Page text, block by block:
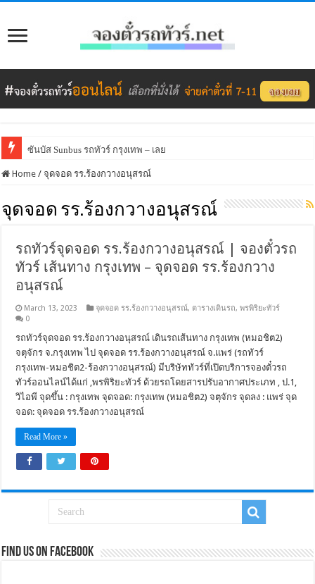
ซันบัส Sunbus รถทัวร์ กรุงเทพ – เลย
Home / จุดจอด รร.ร้องกวางอนุสรณ์
จุดจอด รร.ร้องกวางอนุสรณ์
รถทัวร์จุดจอด รร.ร้องกวางอนุสรณ์ | จองตั๋วรถ
ทัวร์ เส้นทาง กรุงเทพ – จุดจอด รร.ร้องกวาง
อนุสรณ์
March 13, 2023 จุดจอด รร.ร้องกวางอนุสรณ์, ตารางเดินรถ,พรพิริยะทัวร์
0
รถทัวร์จุดจอด รร.ร้องกวางอนุสรณ์ เดินรถเส้นทาง กรุงเทพ (หมอชิต2)
จตุจักร จ.กรุงเทพ ไป จุดจอด รร.ร้องกวางอนุสรณ์ จ.แพร่ (รถทัวร์
กรุงเทพ-หมอชิต2-ร้องกวางอนุสรณ์) มีบริษัททัวร์ที่เปิดบริการจองตั๋วรถ
ทัวร์ออนไลน์ได้แก่ ,พรพิริยะทัวร์ ด้วยรถโดยสารปรับอากาศประเภท , ป.1,
วิไอพี จุดขึ้น : กรุงเทพ จุดจอด: กรุงเทพ (หมอชิต2) จตุจักร จุดลง : แพร่ จุด
จอด: จุดจอด รร.ร้องกวางอนุสรณ์
Read More »
Find us on Facebook